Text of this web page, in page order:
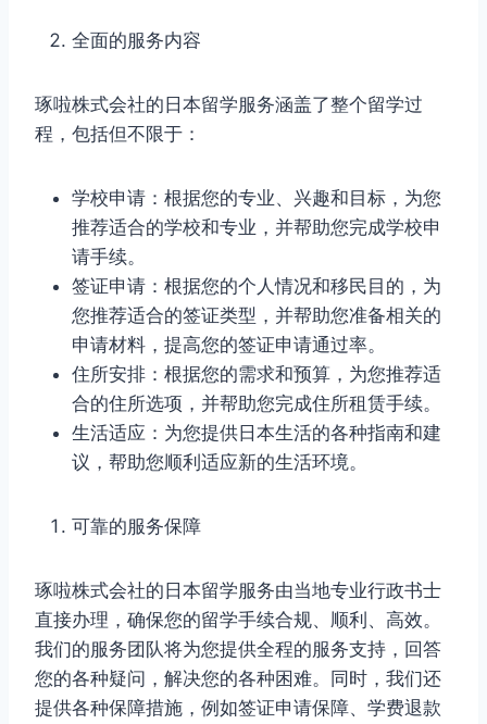
全面的服务内容
琢啦株式会社的日本留学服务涵盖了整个留学过
程，包括但不限于：
学校申请：根据您的专业、兴趣和目标，为您
推荐适合的学校和专业，并帮助您完成学校申
请手续。
签证申请：根据您的个人情况和移民目的，为
您推荐适合的签证类型，并帮助您准备相关的
申请材料，提高您的签证申请通过率。
住所安排：根据您的需求和预算，为您推荐适
合的住所选项，并帮助您完成住所租赁手续。
生活适应：为您提供日本生活的各种指南和建
议，帮助您顺利适应新的生活环境。
可靠的服务保障
琢啦株式会社的日本留学服务由当地专业行政书士
直接办理，确保您的留学手续合规、顺利、高效。
我们的服务团队将为您提供全程的服务支持，回答
您的各种疑问，解决您的各种困难。同时，我们还
提供各种保障措施，例如签证申请保障、学费退款